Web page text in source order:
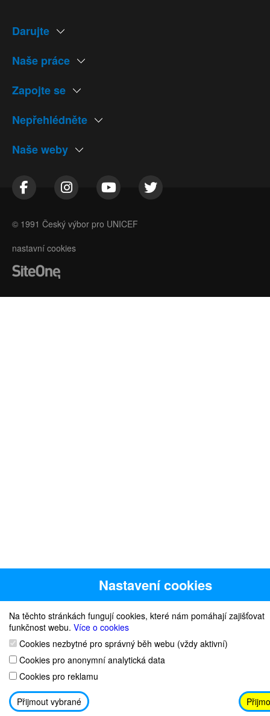
Nastavení cookies
Na těchto stránkách fungují cookies, které nám pomáhají zajišťovat
funkčnost webu. Více o cookies
Cookies nezbytné pro správný běh webu (vždy aktivní)
Cookies pro anonymní analytická data
Cookies pro reklamu
Přijmout vybrané
Darujte
Naše práce
Zapojte se
Nepřehlédněte
Naše weby
© 1991 Český výbor pro UNICEF
nastavní cookies